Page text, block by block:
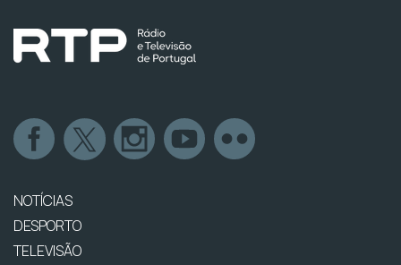
NOTÍCIAS
DESPORTO
TELEVISÃO